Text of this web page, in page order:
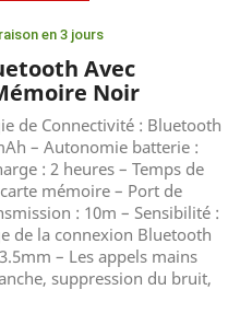
en 3 jours
Avec
Noir
de Connectivité : Bluetooth
– Autonomie batterie :
: 2 heures – Temps de
mémoire – Port de
: 10m – Sensibilité :
de la connexion Bluetooth
– Les appels mains
suppression du bruit,